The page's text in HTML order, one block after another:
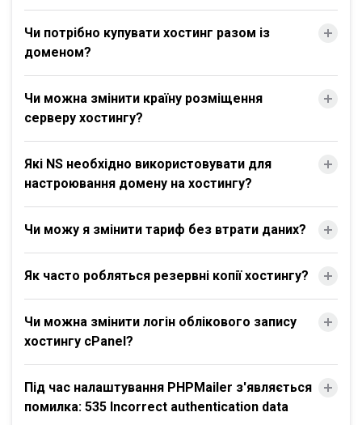
Чи потрібно купувати хостинг разом із
доменом?
Чи можна змінити країну розміщення
серверу хостингу?
Які NS необхідно використовувати для
настроювання домену на хостингу?
Чи можу я змінити тариф без втрати даних?
Як часто робляться резервні копії хостингу?
Чи можна змінити логін облікового запису
хостингу cPanel?
Під час налаштування PHPMailer з'являється
помилка: 535 Incorrect authentication data